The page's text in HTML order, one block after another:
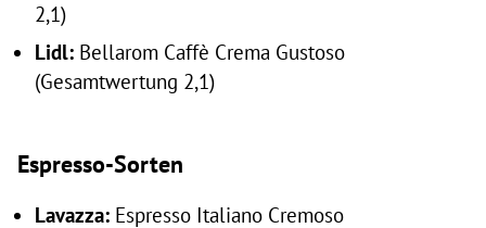
2,1)
Lidl: Bellarom Caffè Crema Gustoso
(Gesamtwertung 2,1)
Espresso-Sorten
Lavazza: Espresso Italiano Cremoso